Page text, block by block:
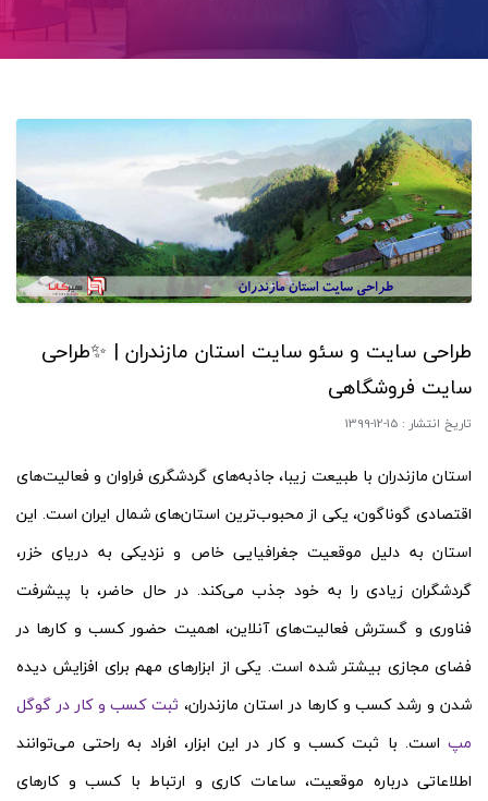
طراحی سایت و سئو سایت استان مازندران | ✨طراحی
سایت فروشگاهی
تاریخ انتشار : 1399-12-15
استان مازندران با طبیعت زیبا، جاذبه‌های گردشگری فراوان و فعالیت‌های
اقتصادی گوناگون، یکی از محبوب‌ترین استان‌های شمال ایران است. این
استان به دلیل موقعیت جغرافیایی خاص و نزدیکی به دریای خزر،
گردشگران زیادی را به خود جذب می‌کند. در حال حاضر، با پیشرفت
فناوری و گسترش فعالیت‌های آنلاین، اهمیت حضور کسب و کارها در
فضای مجازی بیشتر شده است. یکی از ابزارهای مهم برای افزایش دیده
شدن و رشد کسب و کارها در استان مازندران، ثبت کسب و کار در گوگل
مپ است. با ثبت کسب و کار در این ابزار، افراد به راحتی می‌توانند
اطلاعاتی درباره موقعیت، ساعات کاری و ارتباط با کسب و کارهای